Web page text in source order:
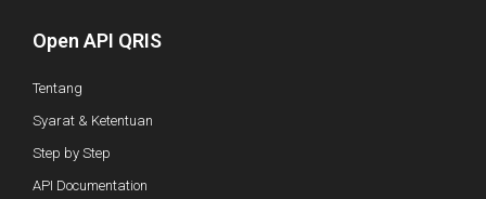
Open API QRIS
Tentang
Syarat & Ketentuan
Step by Step
API Documentation